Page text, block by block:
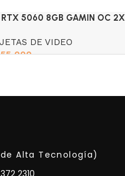
5060 8GB GAMIN OC 2X
DE VIDEO
Alta Tecnología)
2310